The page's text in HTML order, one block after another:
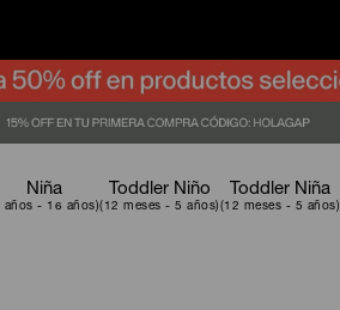
Niña Toddler Niño Toddler Niña